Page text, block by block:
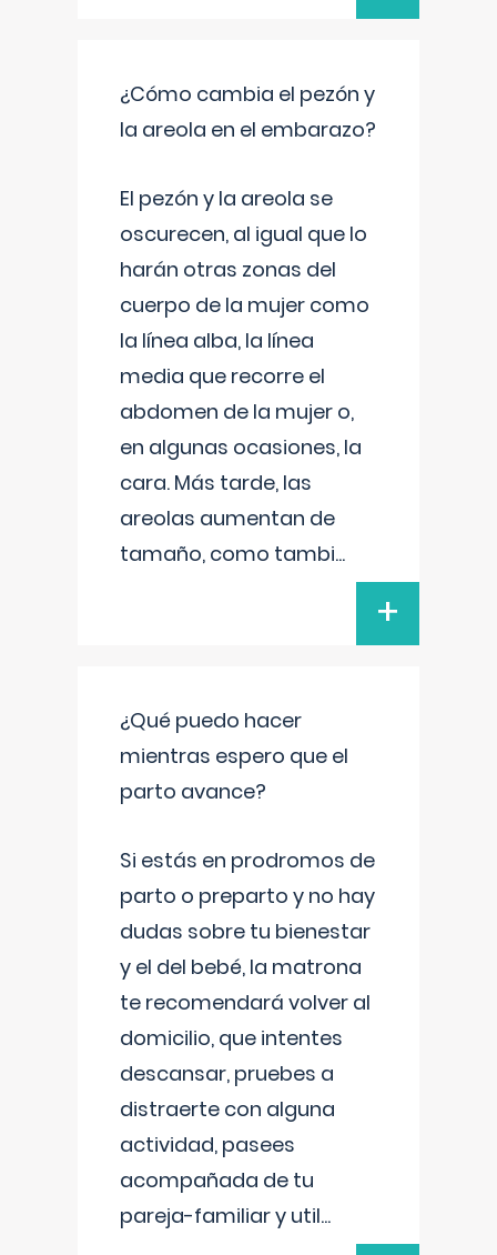
¿Cómo cambia el pezón y
la areola en el embarazo?
El pezón y la areola se
oscurecen, al igual que lo
harán otras zonas del
cuerpo de la mujer como
la línea alba, la línea
media que recorre el
abdomen de la mujer o,
en algunas ocasiones, la
cara. Más tarde, las
areolas aumentan de
tamaño, como tambi...
+
¿Qué puedo hacer
mientras espero que el
parto avance?
Si estás en prodromos de
parto o preparto y no hay
dudas sobre tu bienestar
y el del bebé, la matrona
te recomendará volver al
domicilio, que intentes
descansar, pruebes a
distraerte con alguna
actividad, pasees
acompañada de tu
pareja-familiar y util...